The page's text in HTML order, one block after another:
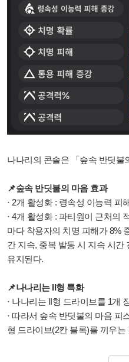
나나리의 콘솔은 「숲속 반딧불
📌숲속 반딧불의 마음 효과
· 2개 활성화 : 령속성 이능력 피
· 4개 활성화 : 파티원이 근처의
마다 착용자의 치명 피해가 8%
간 지속, 중복 발동 시 지속 시간
유지된다.
📌나나리는 II형 특화
· 나나리는 II형 드라이브를 1개
· 따라서 숲속 반딧불의 마음 피
형 드라이브(2칸 블록)를 끼우는